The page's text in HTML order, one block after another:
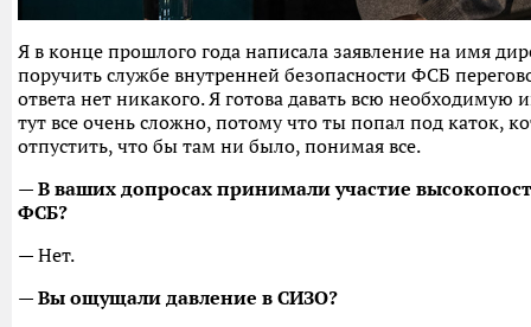
Я в конце прошлого года написала заявление на имя
поручить службе внутренней безопасности ФСБ
ответа нет никакого. Я готова давать всю
тут все очень сложно, потому что ты попал под каток,
отпустить, что бы там ни было, понимая все.
— В ваших допросах принимали участие
ФСБ?
— Нет.
— Вы ощущали давление в СИЗО?